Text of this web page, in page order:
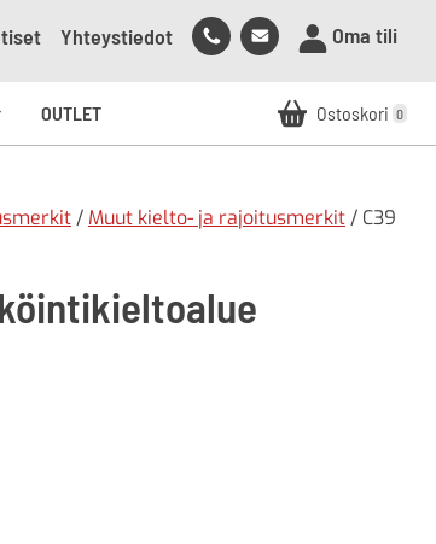
Yhteystiedot
Soita
meille
Lähetä
meille
Oma tili
OUTLET Ostoskori 0
/ Muut kielto- ja rajoitusmerkit / C39